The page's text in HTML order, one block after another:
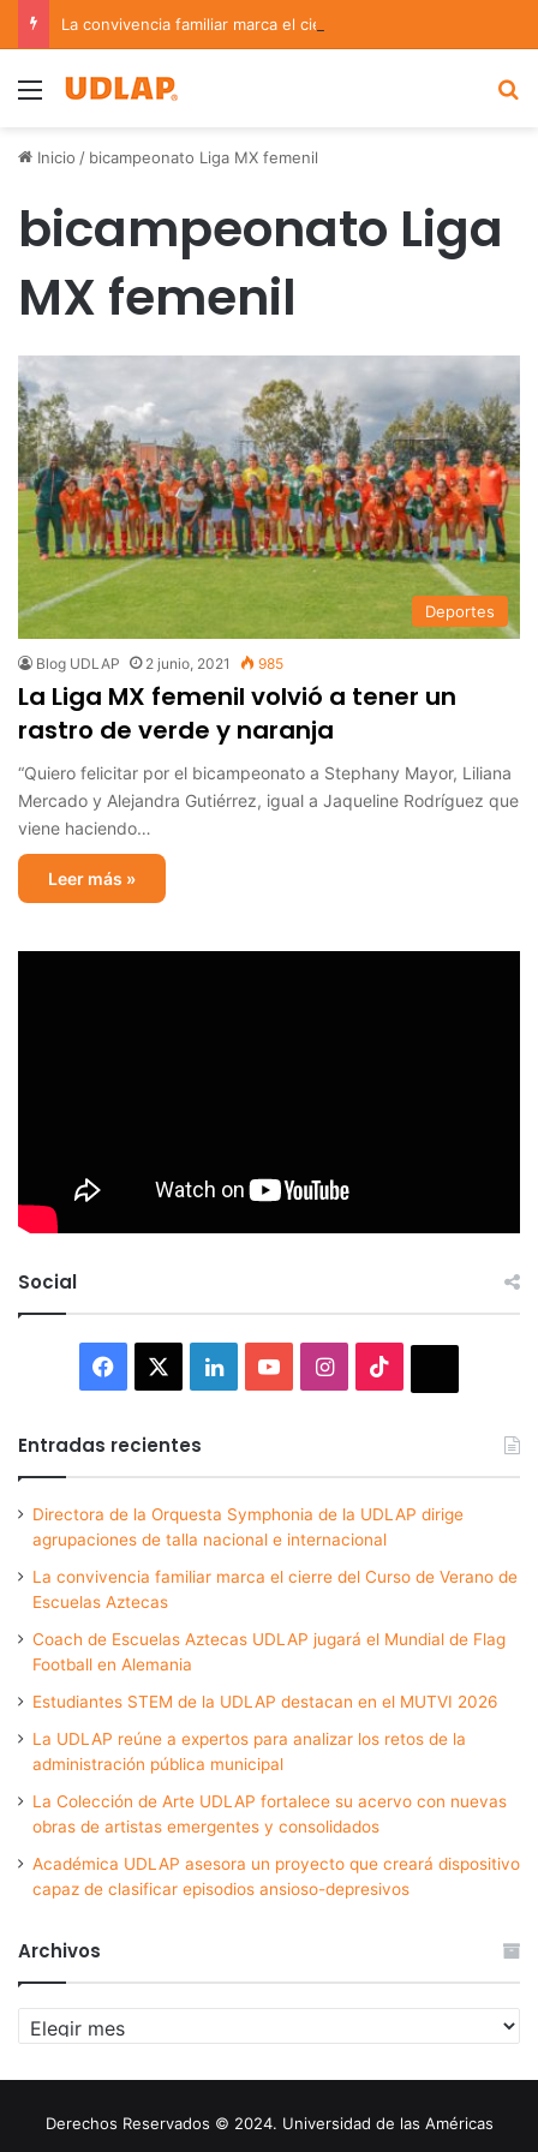
Menu
Inicio / bicampeonato Liga MX femenil
bicampeonato Liga
MX femenil
Deportes
Blog UDLAP 2 junio, 2021 985
La Liga MX femenil volvió a tener un
rastro de verde y naranja
“Quiero felicitar por el bicampeonato a Stephany Mayor, Liliana
Mercado y Alejandra Gutiérrez, igual a Jaqueline Rodríguez que
viene haciendo…
Leer más »
Social
Facebook LinkedInYouTubeInstagram
Entradas recientes
Directora de la Orquesta Symphonia de la UDLAP dirige
agrupaciones de talla nacional e internacional
La convivencia familiar marca el cierre del Curso de Verano de
Escuelas Aztecas
Coach de Escuelas Aztecas UDLAP jugará el Mundial de Flag
Football en Alemania
Estudiantes STEM de la UDLAP destacan en el MUTVI 2026
La UDLAP reúne a expertos para analizar los retos de la
administración pública municipal
La Colección de Arte UDLAP fortalece su acervo con nuevas
obras de artistas emergentes y consolidados
Académica UDLAP asesora un proyecto que creará dispositivo
capaz de clasificar episodios ansioso-depresivos
Archivos
Archivos
Derechos Reservados © 2024. Universidad de las Américas